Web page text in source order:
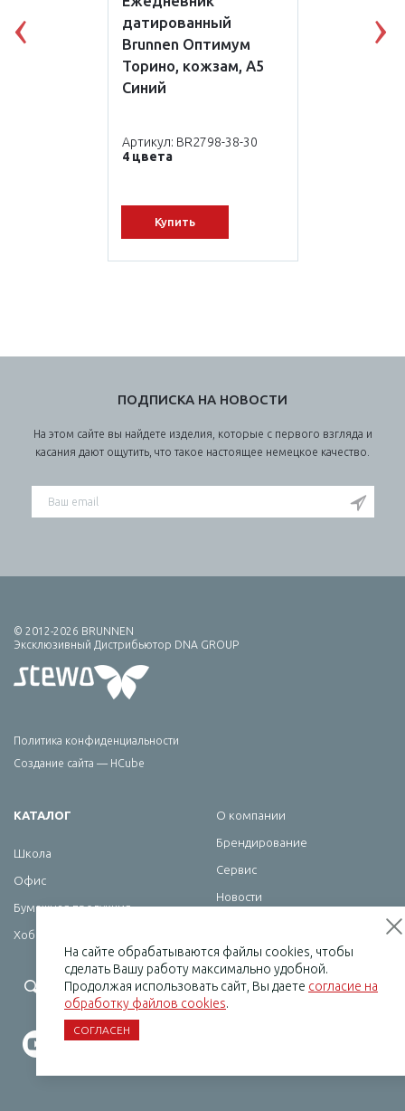
датированный
Brunnen Оптимум
Торино, кожзам, А5
Синий
Артикул: BR2798-38-30
4 цвета
Купить
ПОДПИСКА НА НОВОСТИ
На этом сайте вы найдете изделия, которые с первого взгляда и
касания дают ощутить, что такое настоящее немецкое качество.
© 2012-2026 BRUNNEN
Эксклюзивный Дистрибьютор DNA GROUP
Политика конфиденциальности
Создание сайта — HCube
КАТАЛОГ
Школа
Офис
Бумажная продукция
Хобби
О компании
Брендирование
Сервис
Новости
+7 (495) 232-07-08
На сайте обрабатываются файлы cookies, чтобы
сделать Вашу работу максимально удобной.
Продолжая использовать сайт, Вы даете согласие на
обработку файлов cookies.
СОГЛАСЕН